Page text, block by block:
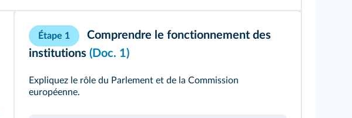
Étape 1
Comprendre le fonctionnement des
institutions (Doc. 1)
Expliquez le rôle du Parlement et de la Commission
européenne.